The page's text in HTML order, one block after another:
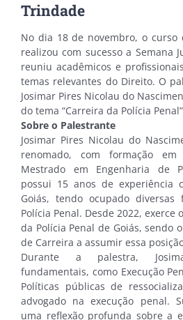
Trindade
No dia 18 de novembro, o curso
realizou com sucesso a Semana
reuniu acadêmicos e
temas relevantes do Direito. O
Josimar Pires Nicolau do
do tema “Carreira da Polícia
Sobre o Palestrante
Josimar Pires Nicolau do
renomado, com formação em
Mestrado em Engenharia de
possui 15 anos de experiência
Goiás, tendo ocupado
Polícia Penal. Desde 2022, exerce
da Polícia Penal de Goiás, sendo
de Carreira a assumir essa
Durante a palestra,
fundamentais, como Execução
Políticas públicas de
advogado na execução penal.
uma reflexão profunda sobre a